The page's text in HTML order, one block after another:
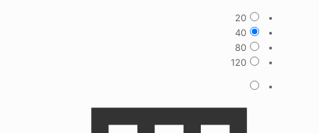
20
40
80
120